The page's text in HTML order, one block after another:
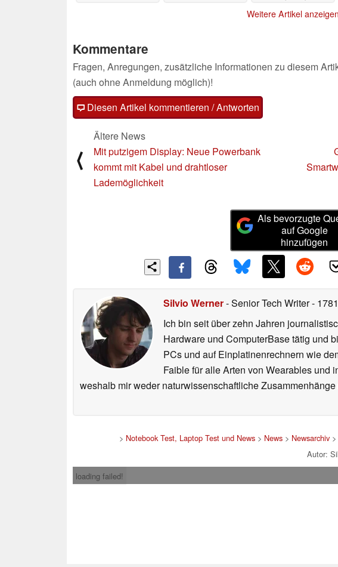
Weitere Artikel anzeigen
Kommentare
Fragen, Anregungen, zusätzliche Informationen zu diesem
(auch ohne Anmeldung möglich)!
Diesen Artikel kommentieren / Antworten
⟨
Ältere News
Mit putzigem Display: Neue Powerbank
kommt mit Kabel und drahtloser
Lademöglichkeit
Als bevorzugte
auf Google
hinzufügen
Silvio Werner- Senior Tech Writer-
Ich bin seit über zehn Jahren
Hardware und ComputerBase tätig und
PCs und auf Einplatinenrechnern wie
Faible für alle Arten von Wearables und
weshalb mir weder naturwissenschaftliche
> Notebook Test, Laptop Test und News > News > Newsarchiv >
Autor:
loading failed!